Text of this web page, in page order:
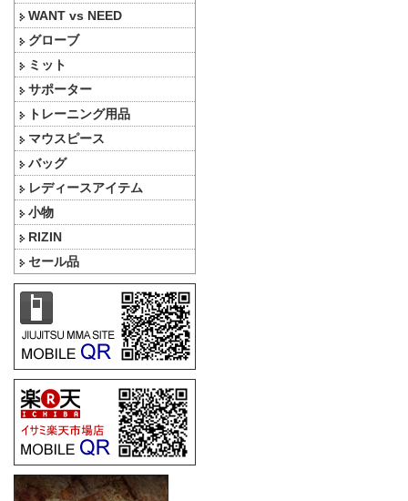
WANT vs NEED
グローブ
ミット
サポーター
トレーニング用品
マウスピース
バッグ
レディースアイテム
小物
RIZIN
セール品